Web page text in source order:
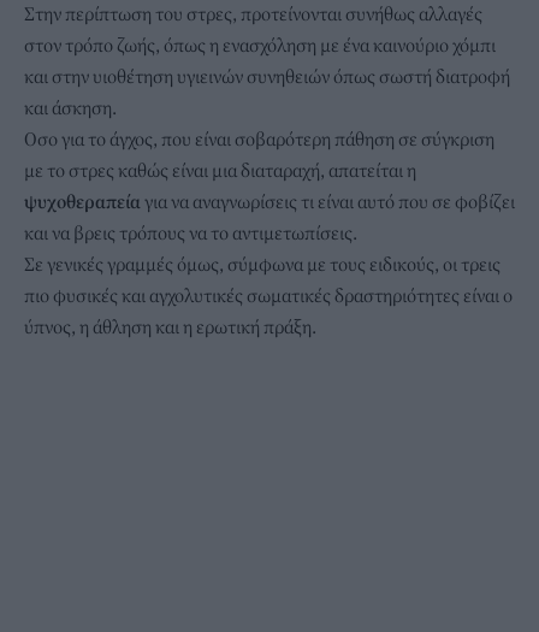
Στην περίπτωση του στρες, προτείνονται συνήθως αλλαγές
στον τρόπο ζωής, όπως η ενασχόληση με ένα καινούριο χόμπι
και στην υιοθέτηση υγιεινών συνηθειών όπως σωστή διατροφή
και άσκηση.
Οσο για το άγχος, που είναι σοβαρότερη πάθηση σε σύγκριση
με το στρες καθώς είναι μια διαταραχή, απατείται η
ψυχοθεραπείαγια να αναγνωρίσεις τι είναι αυτό που σε φοβίζει
και να βρεις τρόπους να το αντιμετωπίσεις.
Σε γενικές γραμμές όμως, σύμφωνα με τους ειδικούς, οι τρεις
πιο φυσικές και αγχολυτικές σωματικές δραστηριότητες είναι ο
ύπνος, η άθληση και η ερωτική πράξη.